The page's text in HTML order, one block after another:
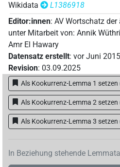
Wikidata
L1386918
Editor:innen: AV Wortschatz
unter Mitarbeit von: Annik
Amr El Hawary
Datensatz erstellt: vor Juni
Revision: 03.09.2025
Als Kookurrenz-Lemma 1 setzen
Als Kookurrenz-Lemma 2 setzen
Als Kookurrenz-Lemma 3 setzen
In Beziehung stehende Lemmata